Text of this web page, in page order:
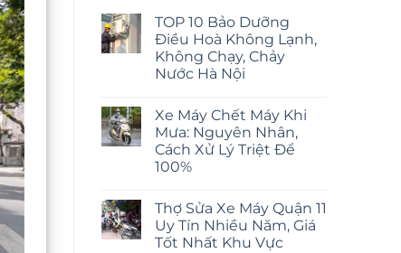
TOP 10 Bảo Dưỡng
Điều Hoà Không Lạnh,
Không Chạy, Chảy
Nước Hà Nội
Xe Máy Chết Máy Khi
Mưa: Nguyên Nhân,
Cách Xử Lý Triệt Để
100%
Thợ Sửa Xe Máy Quận 11
Uy Tín Nhiều Năm, Giá
Tốt Nhất Khu Vực